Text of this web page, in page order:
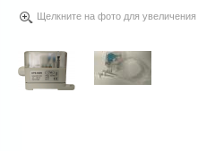
Щелкните на фото для увеличения